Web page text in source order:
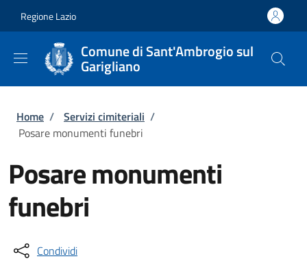
Regione Lazio
Comune di Sant'Ambrogio sul
Garigliano
Briciole di pane
Home / Servizi cimiteriali /
Posare monumenti funebri
Posare monumenti
funebri
Condividi